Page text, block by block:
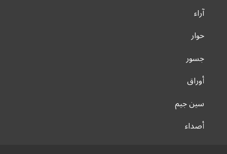
آراء
حوار
جسور
أوراق
سين جيم
أصداء